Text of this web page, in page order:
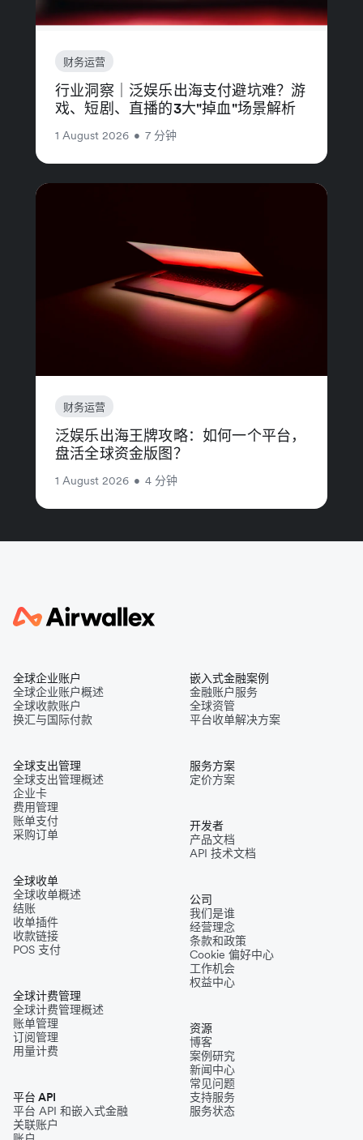
财务运营
行业洞察｜泛娱乐出海支付避坑难？游
戏、短剧、直播的3大"掉血"场景解析
1 August 2026 • 7 分钟
财务运营
泛娱乐出海王牌攻略：如何一个平台，
盘活全球资金版图？
1 August 2026 • 4 分钟
全球企业账户
全球企业账户概述
全球收款账户
换汇与国际付款
全球支出管理
全球支出管理概述
企业卡
费用管理
账单支付
采购订单
全球收单
全球收单概述
结账
收单插件
收款链接
POS 支付
全球计费管理
全球计费管理概述
账单管理
订阅管理
用量计费
平台 API
平台 API 和嵌入式金融
关联账户
嵌入式金融案例
金融账户服务
全球资管
平台收单解决方案
服务方案
定价方案
开发者
产品文档
API 技术文档
公司
我们是谁
经营理念
条款和政策
Cookie 偏好中心
工作机会
权益中心
资源
博客
案例研究
新闻中心
常见问题
支持服务
服务状态